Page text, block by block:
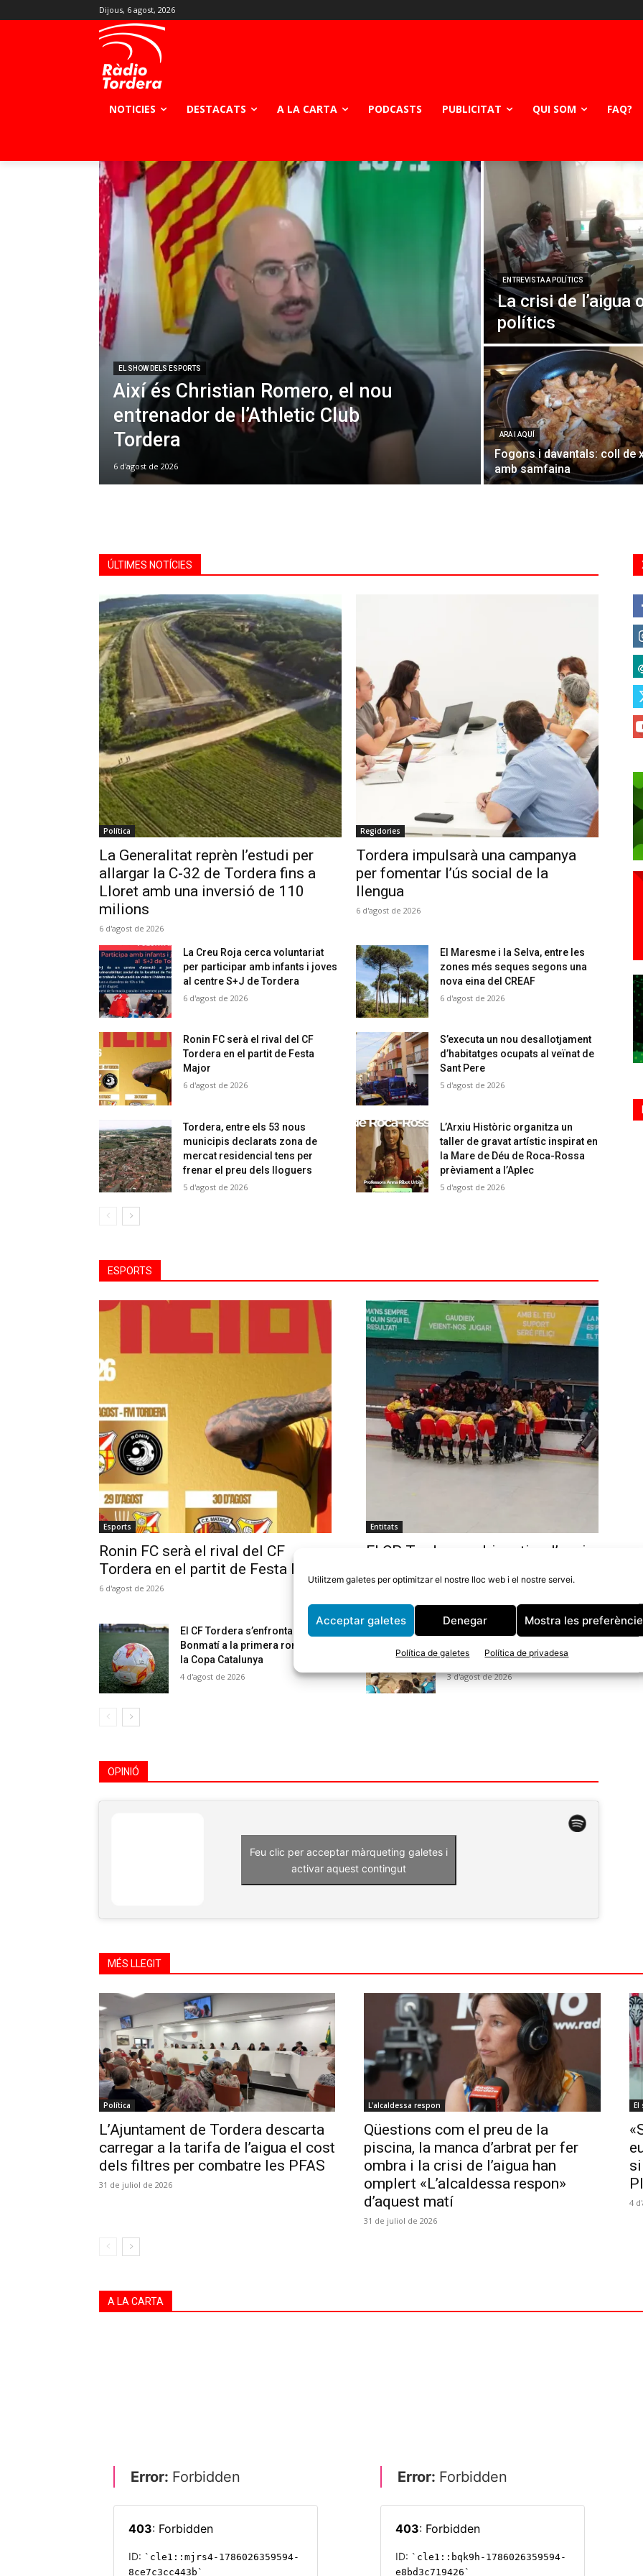
Utilitzem galetes per optimitzar el nostre lloc web i el nostre servei.
Acceptar galetes Denegar Mostra les
Política de galetes Política de privadesa
Dijous, 6 agost, 2026
NOTICIES DESTACATS A LA CARTA PODCASTS PUBLICITAT QUI SOM FAQ?
EL SHOW DELS ESPORTS
Així és Christian Romero, el nou
entrenador de l’Athletic Club
Tordera
6 d'agost de 2026
ENTREVISTA A POLÍTICS
La crisi de l’aigua
polítics
ARA I AQUÍ
Fogons i davantals: coll de
amb samfaina
ÚLTIMES NOTÍCIES
Política
La Generalitat reprèn l’estudi per
allargar la C-32 de Tordera fins a
Lloret amb una inversió de 110
milions
6 d'agost de 2026
Regidories
Tordera impulsarà una campanya
per fomentar l’ús social de la
llengua
6 d'agost de 2026
La Creu Roja cerca voluntariat
per participar amb infants i joves
al centre S+J de Tordera
6 d'agost de 2026
El Maresme i la Selva, entre les
zones més seques segons una
nova eina del CREAF
6 d'agost de 2026
Ronin FC serà el rival del CF
Tordera en el partit de Festa
Major
6 d'agost de 2026
S’executa un nou desallotjament
d’habitatges ocupats al veïnat de
Sant Pere
5 d'agost de 2026
Tordera, entre els 53 nous
municipis declarats zona de
mercat residencial tens per
frenar el preu dels lloguers
5 d'agost de 2026
L’Arxiu Històric organitza un
taller de gravat artístic inspirat en
la Mare de Déu de Roca-Rossa
prèviament a l’Aplec
5 d'agost de 2026
ESPORTS
Esports
Ronin FC serà el rival del CF
Tordera en el partit de Festa Major
6 d'agost de 2026
Entitats
El CP Tordera podria retirar l’equip
aconsegueixen 10.000€
5 d'agost de 2026
El CF Tordera s’enfrontarà al CE
Bonmatí a la primera ronda de
la Copa Catalunya
4 d'agost de 2026
Avui arrenca una nova edició
Fresca
3 d'agost de 2026
OPINIÓ
Feu clic per acceptar màrqueting galetes i
activar aquest contingut
MÉS LLEGIT
Política
L’Ajuntament de Tordera descarta
carregar a la tarifa de l’aigua el cost
dels filtres per combatre les PFAS
31 de juliol de 2026
L'alcaldessa respon
Qüestions com el preu de la
piscina, la manca d’arbrat per fer
ombra i la crisi de l’aigua han
omplert «L’alcaldessa respon»
d’aquest matí
31 de juliol de 2026
El
4
A LA CARTA